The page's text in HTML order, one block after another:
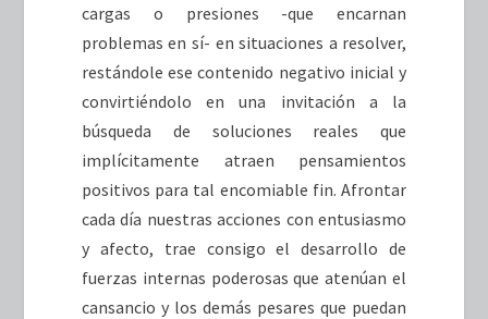
cargas o presiones -que encarnan
problemas en sí- en situaciones a resolver,
restándole ese contenido negativo inicial y
convirtiéndolo en una invitación a la
búsqueda de soluciones reales que
implícitamente atraen pensamientos
positivos para tal encomiable fin. Afrontar
cada día nuestras acciones con entusiasmo
y afecto, trae consigo el desarrollo de
fuerzas internas poderosas que atenúan el
cansancio y los demás pesares que puedan